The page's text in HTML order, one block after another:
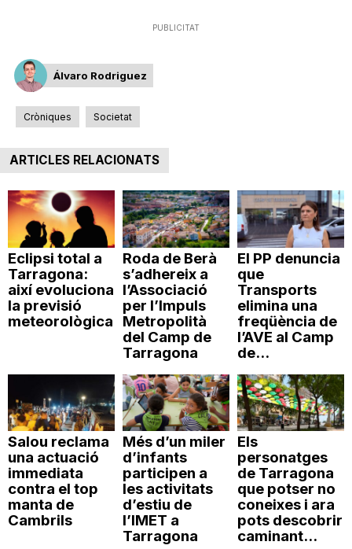
PUBLICITAT
Álvaro Rodriguez
Cròniques Societat
ARTICLES RELACIONATS
Eclipsi total a
Tarragona:
així evoluciona
la previsió
meteorològica
Roda de Berà
s’adhereix a
l’Associació
per l’Impuls
Metropolità
del Camp de
Tarragona
El PP denuncia
que
Transports
elimina una
freqüència de
l’AVE al Camp
de...
Salou reclama
una actuació
immediata
contra el top
manta de
Cambrils
Més d’un miler
d’infants
participen a
les activitats
d’estiu de
l’IMET a
Tarragona
Els
personatges
de Tarragona
que potser no
coneixes i ara
pots descobrir
caminant...